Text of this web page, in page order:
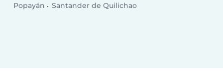
Popayán Santander de Quilichao